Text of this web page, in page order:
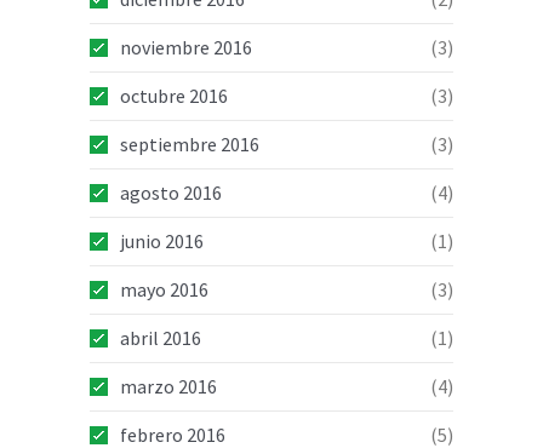
noviembre 2016
(3)
octubre 2016
(3)
septiembre 2016
(3)
agosto 2016
(4)
junio 2016
(1)
mayo 2016
(3)
abril 2016
(1)
marzo 2016
(4)
febrero 2016
(5)